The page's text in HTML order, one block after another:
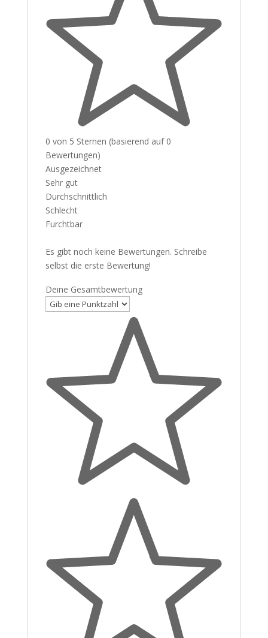
0 von 5 Sternen (basierend auf 0
Bewertungen)
Ausgezeichnet
Sehr gut
Durchschnittlich
Schlecht
Furchtbar
Es gibt noch keine Bewertungen. Schreibe
selbst die erste Bewertung!
Deine Gesamtbewertung